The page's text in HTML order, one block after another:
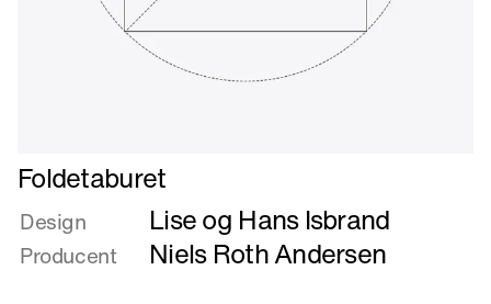
Læs
mere
om
Foldetaburet
Foldetaburet
Design Lise og Hans Isbrand
Producent Niels Roth Andersen